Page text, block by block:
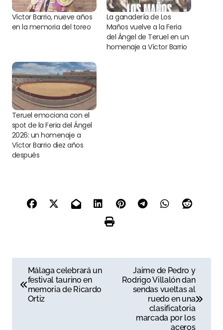
Víctor Barrio, nueve años
en la memoria del toreo
La ganadería de Los
Maños vuelve a la Feria
del Ángel de Teruel en un
homenaje a Víctor Barrio
Teruel emociona con el
spot de la Feria del Ángel
2026: un homenaje a
Víctor Barrio diez años
después
a
Málaga celebrará un
festival taurino en
memoria de Ricardo
Ortiz
Jaime de Pedro y
Rodrigo Villalón dan
sendas vueltas al
ruedo en una
clasificatoria
marcada por los
aceros